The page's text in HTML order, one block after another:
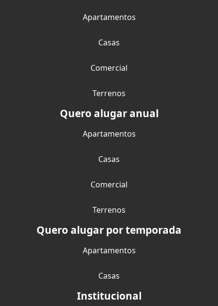
Apartamentos
Casas
Comercial
Terrenos
Quero alugar anual
Apartamentos
Casas
Comercial
Terrenos
Quero alugar por temporada
Apartamentos
Casas
Institucional